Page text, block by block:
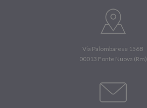
Via Palombarese 156B
00013 Fonte Nuova (Rm)